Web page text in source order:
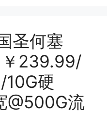
圣何塞
239.99/
10G硬
@500G流